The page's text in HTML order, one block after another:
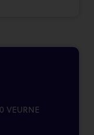
VEURNE